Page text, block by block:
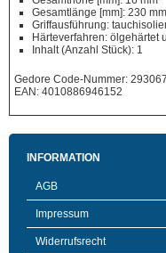
Gesamtlänge [mm]: 230 mm
Griffausführung:
Härteverfahren: ölgehärtet
Inhalt (Anzahl Stück): 1
Gedore Code-Nummer:
EAN: 4010886946152
INFORMATION
AGB
Impressum
Widerrufsrecht